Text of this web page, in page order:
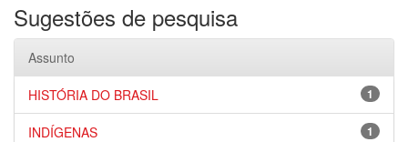
Sugestões de pesquisa
Assunto
1
HISTÓRIA DO BRASIL
1
INDÍGENAS